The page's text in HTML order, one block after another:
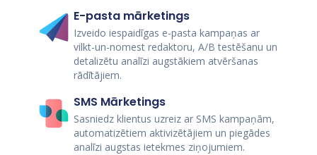
E-pasta mārketings
Izveido iespaidīgas e-pasta kampaņas ar
vilkt-un-nomest redaktoru, A/B testēšanu un
detalizētu analīzi augstākiem atvēršanas
rādītājiem.
SMS Mārketings
Sasniedz klientus uzreiz ar SMS kampaņām,
automatizētiem aktivizētājiem un piegādes
analīzi augstas ietekmes ziņojumiem.